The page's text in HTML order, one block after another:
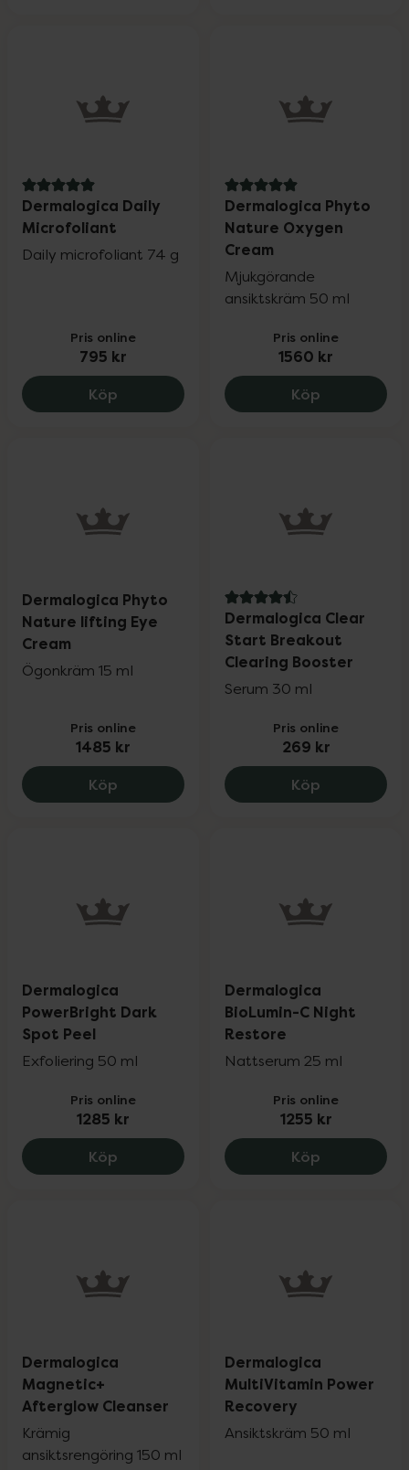
5 av 5 i omdöme
Dermalogica Daily
Microfoliant
Daily microfoliant 74 g
Pris online
795 kr
Köp Dermalogica Daily Microfoliant, 795 kr.
5 av 5 i omdöme
Dermalogica Phyto
Nature Oxygen
Cream
Mjukgörande
ansiktskräm 50 ml
Pris online
1560 kr
Köp
Dermalogica Phyto
Nature lifting Eye
Cream
Ögonkräm 15 ml
Pris online
1485 kr
Köp Dermalogica Phyto Nature lifting Eye
4.5 av 5 i omdöme
Dermalogica Clear
Start Breakout
Clearing Booster
Serum 30 ml
Pris online
269 kr
Köp
Dermalogica
PowerBright Dark
Spot Peel
Exfoliering 50 ml
Pris online
1285 kr
Köp Dermalogica PowerBright Dark Spot
Dermalogica
BioLumin-C Night
Restore
Nattserum 25 ml
Pris online
1255 kr
Köp
Dermalogica
Magnetic+
Afterglow Cleanser
Krämig
ansiktsrengöring 150 ml
Dermalogica
MultiVitamin Power
Recovery
Ansiktskräm 50 ml